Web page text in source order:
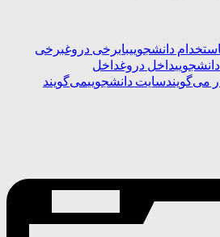
دانشجوییبابرخی دروغبرخی
داخل دروغداخل
می‌گویندسایت دانشجوییمی‌گویند